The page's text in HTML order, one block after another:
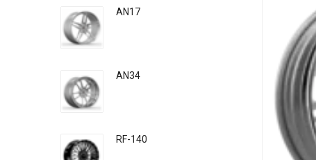
AN17
AN34
RF-140